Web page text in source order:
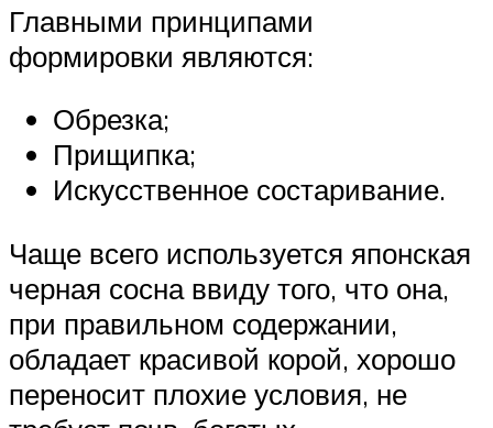
Главными принципами
формировки являются:
Обрезка;
Прищипка;
Искусственное состаривание.
Чаще всего используется японская
черная сосна ввиду того, что она,
при правильном содержании,
обладает красивой корой, хорошо
переносит плохие условия, не